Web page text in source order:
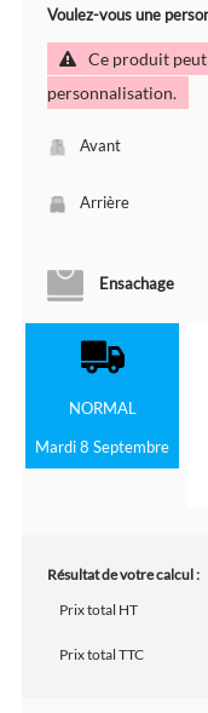
Voulez-vous une
Ce produit
personnalisation.
Avant
Arrière
Ensachage
NORMAL
Mardi 8 Septembre
Résultat de votre calcul :
Prix total HT
Prix total TTC